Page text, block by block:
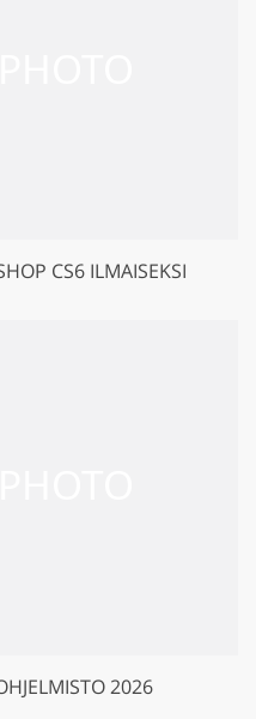
CS6 ILMAISEKSI
2026